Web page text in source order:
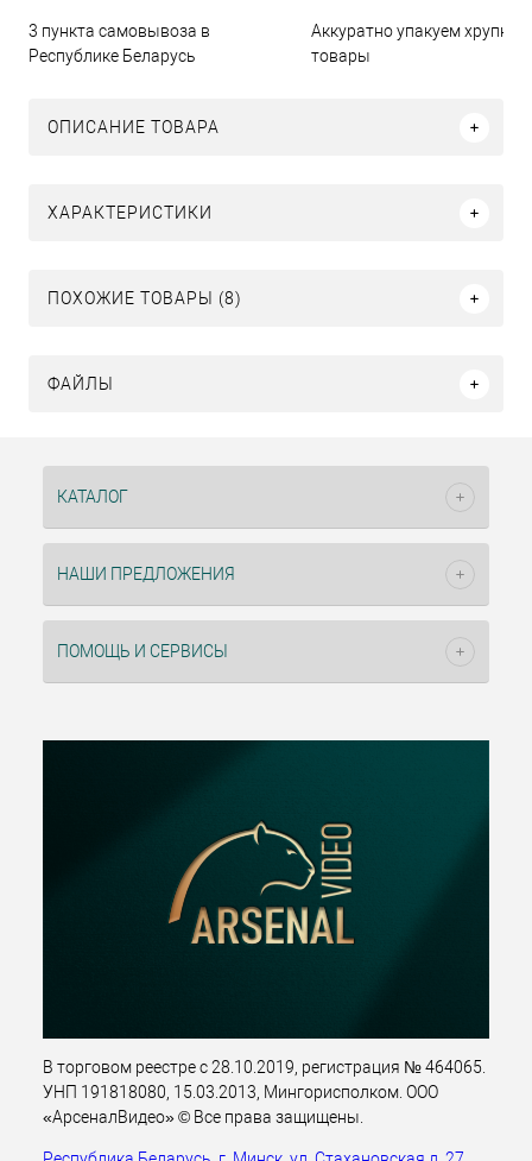
3 пункта самовывоза в
Республике Беларусь
Аккуратно упакуем хрупкие
товары
ОПИСАНИЕ ТОВАРА
ХАРАКТЕРИСТИКИ
ПОХОЖИЕ ТОВАРЫ (8)
ФАЙЛЫ
КАТАЛОГ
НАШИ ПРЕДЛОЖЕНИЯ
ПОМОЩЬ И СЕРВИСЫ
В торговом реестре с 28.10.2019, регистрация № 464065.
УНП 191818080, 15.03.2013, Мингорисполком. ООО
«АрсеналВидео» © Все права защищены.